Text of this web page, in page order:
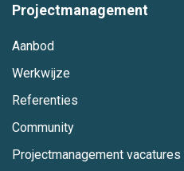
Projectmanagement
Aanbod
Werkwijze
Referenties
Community
Projectmanagement vacatures